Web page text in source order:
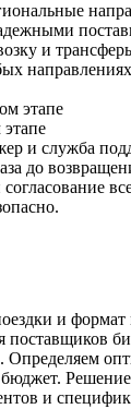
и
и служба
до
и формат
поставщиков
Определяем
и